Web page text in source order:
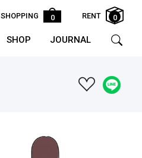
SHOPPING 0 RENT 0
SHOP JOURNAL